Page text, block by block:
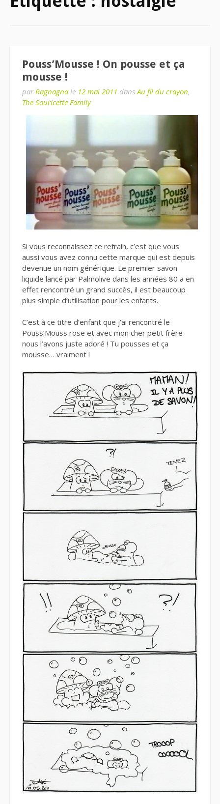
Pouss’Mousse ! On pousse et ça
mousse !
par Ragnagna le 12 mai 2011 dansAu fil du crayon,
The Souricette Family
Si vous reconnaissez ce refrain, c’est que vous
aussi vous avez connu cette marque qui est depuis
devenue un nom générique. Le premier savon
liquide lancé par Palmolive dans les années 80 a en
effet rencontré un grand succès, il est beaucoup
plus simple d’utilisation pour les enfants.
C’est à ce titre d’enfant que j’ai rencontré le
Pouss’Mouss rose et avec mon cher petit frère
nous l’avons juste adoré ! Tu pousses et ça
mousse… vraiment !